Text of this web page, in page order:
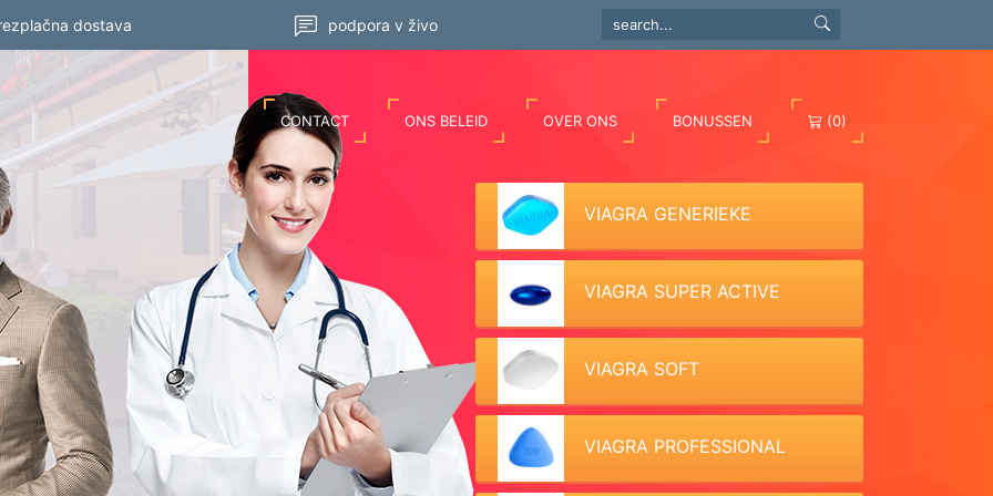
dostava podpora v živo
CONTACT ONS BELEID OVER ONS BONUSSEN (0)
VIAGRA GENERIEKE
VIAGRA SUPER ACTIVE
VIAGRA SOFT
VIAGRA PROFESSIONAL